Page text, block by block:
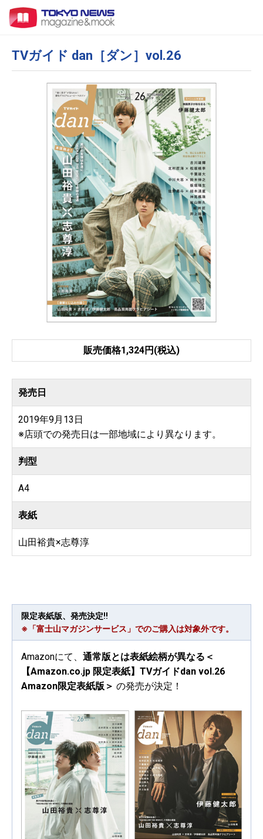
TVガイド dan［ダン］vol.26
販売価格1,324円(税込)
発売日
2019年9月13日
※店頭での発売日は一部地域により異なります。
判型
A4
表紙
山田裕貴×志尊淳
限定表紙版、発売決定!!
※「富士山マガジンサービス」でのご購入は対象外です。
Amazonにて、 通常版とは表紙絵柄が異なる＜
【Amazon.co.jp 限定表紙】TVガイドdan vol.26
Amazon限定表紙版＞ の発売が決定！